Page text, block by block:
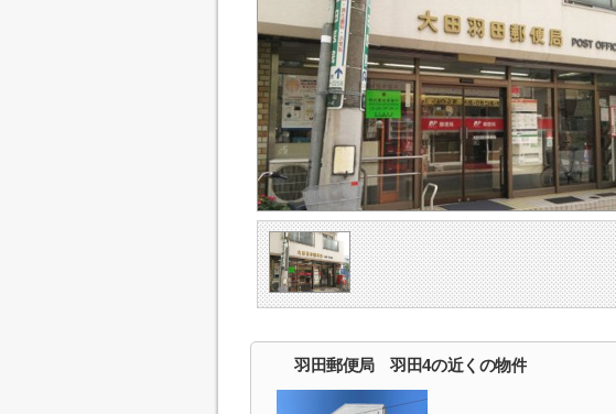
羽田郵便局 羽田4の近くの物件